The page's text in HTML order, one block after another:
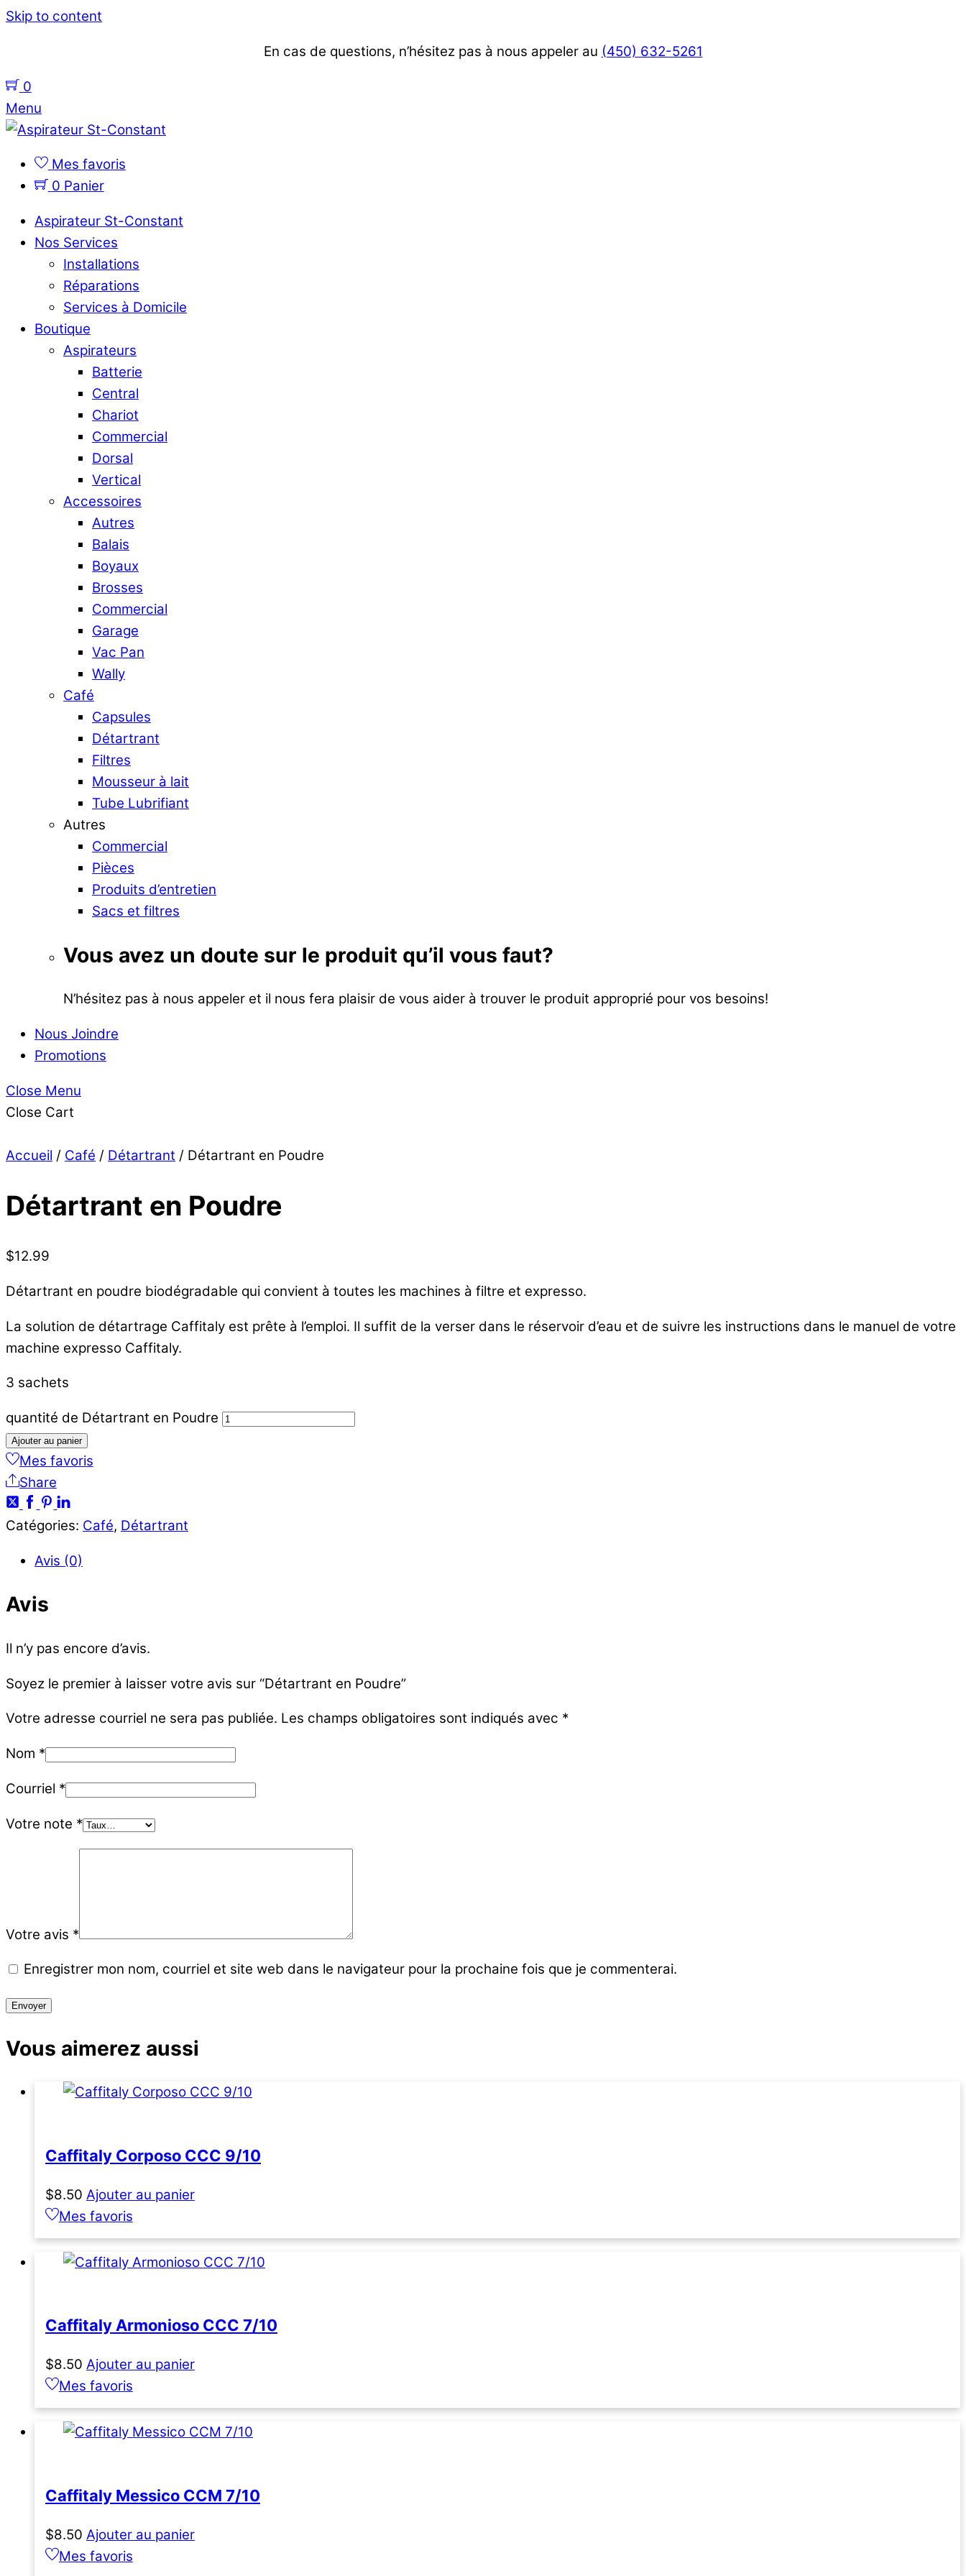
Skip to content
En cas de questions, n’hésitez pas à nous appeler au (450) 632-5261
0
Menu
Mes favoris
0 Panier
Aspirateur St-Constant
Nos Services
Installations
Réparations
Services à Domicile
Boutique
Aspirateurs
Batterie
Central
Chariot
Commercial
Dorsal
Vertical
Accessoires
Autres
Balais
Boyaux
Brosses
Commercial
Garage
Vac Pan
Wally
Café
Capsules
Détartrant
Filtres
Mousseur à lait
Tube Lubrifiant
Autres
Commercial
Pièces
Produits d’entretien
Sacs et filtres
Vous avez un doute sur le produit qu’il vous faut?
N’hésitez pas à nous appeler et il nous fera plaisir de vous aider à trouver le produit approprié pour vos besoins!
Nous Joindre
Promotions
Close Menu
Close Cart
Accueil / Café / Détartrant / Détartrant en Poudre
Détartrant en Poudre
$12.99
Détartrant en poudre biodégradable qui convient à toutes les machines à filtre et expresso.
La solution de détartrage Caffitaly est prête à l’emploi. Il suffit de la verser dans le réservoir d’eau et de suivre les instructions dans le manuel de votre
machine expresso Caffitaly.
3 sachets
quantité de Détartrant en Poudre
Ajouter au panier
Mes favoris
Share
Catégories: Café, Détartrant
Avis (0)
Avis
Il n’y pas encore d’avis.
Soyez le premier à laisser votre avis sur “Détartrant en Poudre”
Votre adresse courriel ne sera pas publiée. Les champs obligatoires sont indiqués avec *
Nom *
Courriel *
Votre note *
Votre avis *
Enregistrer mon nom, courriel et site web dans le navigateur pour la prochaine fois que je commenterai.
Vous aimerez aussi
Caffitaly Corposo CCC 9/10
$8.50 Ajouter au panier
Mes favoris
Caffitaly Armonioso CCC 7/10
$8.50 Ajouter au panier
Mes favoris
Caffitaly Messico CCM 7/10
$8.50 Ajouter au panier
Mes favoris